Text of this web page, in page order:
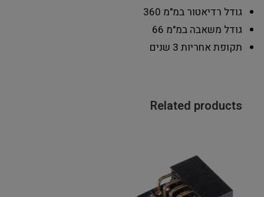
גודל רדיאטור במ"מ 360
גודל משאבה במ"מ 66
תקופת אחריות 3 שנים
Related products